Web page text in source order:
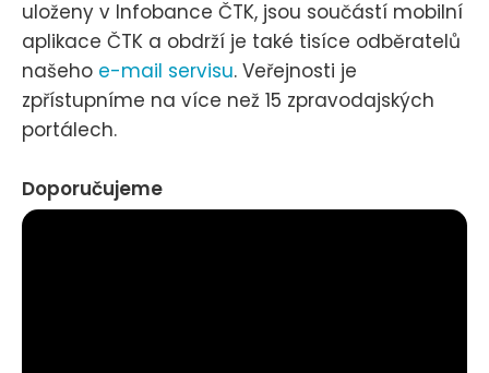
uloženy v Infobance ČTK, jsou součástí mobilní
aplikace ČTK a obdrží je také tisíce odběratelů
našeho e-mail servisu. Veřejnosti je
zpřístupníme na více než 15 zpravodajských
portálech.
Doporučujeme